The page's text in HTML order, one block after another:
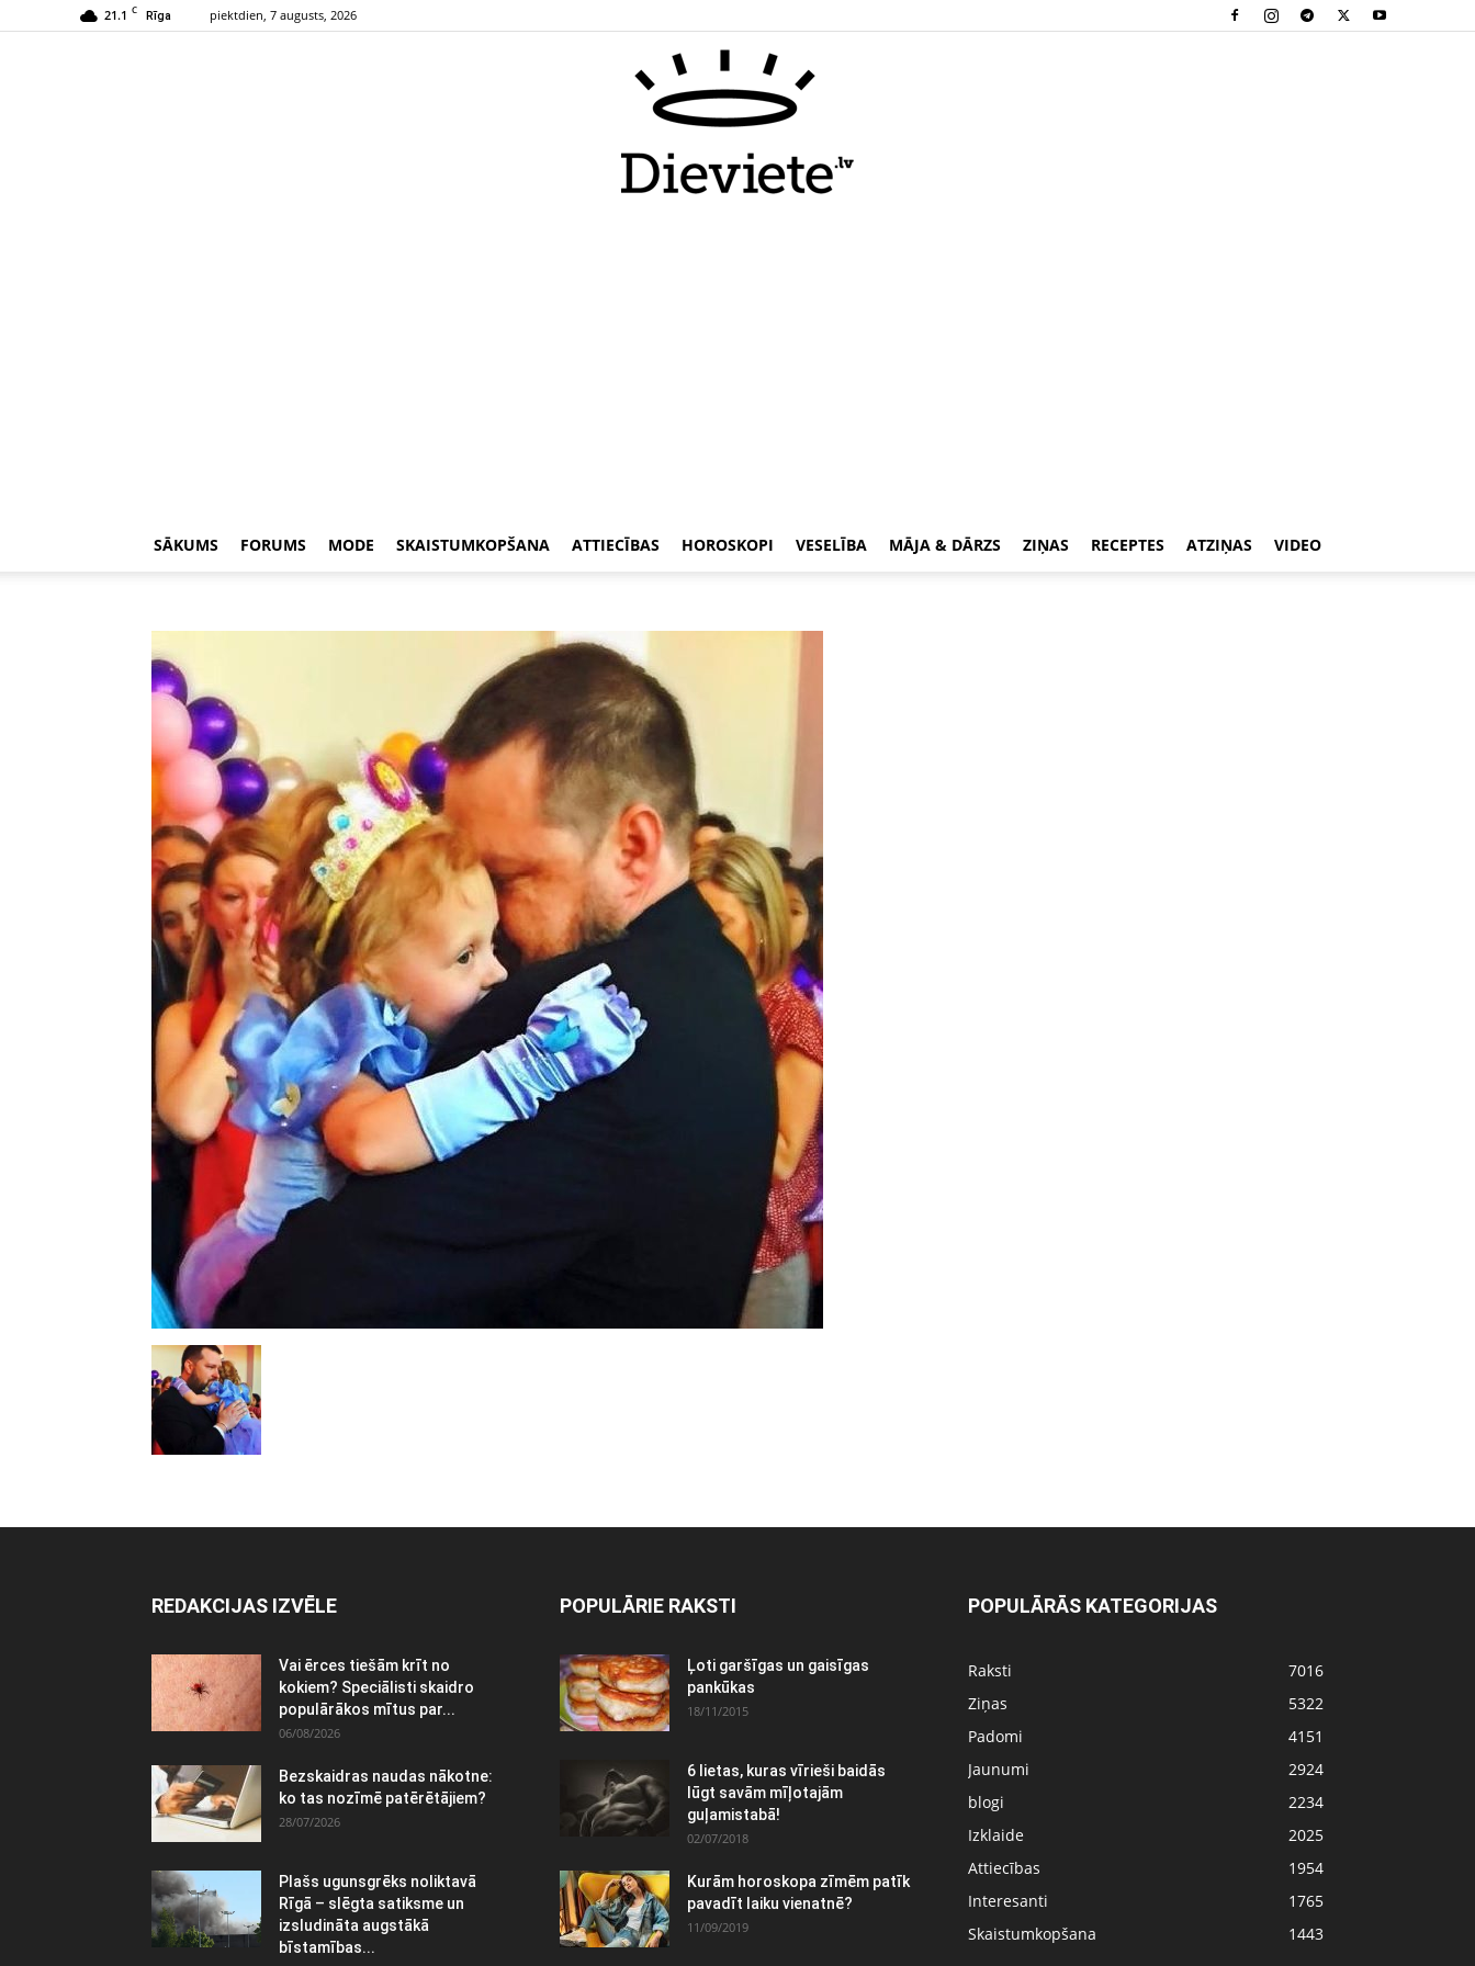
21.1 C Rīga piektdien, 7 augusts, 2026
SĀKUMS FORUMS MODE SKAISTUMKOPŠANA ATTIECĪBAS HOROSKOPI VESELĪBA MĀJA & DĀRZS ZIŅAS RECEPTES ATZIŅAS VIDEO
REDAKCIJAS IZVĒLE
Vai ērces tiešām krīt no
kokiem? Speciālisti skaidro
populārākos mītus par...
06/08/2026
Bezskaidras naudas nākotne:
ko tas nozīmē patērētājiem?
28/07/2026
Plašs ugunsgrēks noliktavā
Rīgā – slēgta satiksme un
izsludināta augstākā
bīstamības...
POPULĀRIE RAKSTI
Ļoti garšīgas un gaisīgas
pankūkas
18/11/2015
6 lietas, kuras vīrieši baidās
lūgt savām mīļotajām
guļamistabā!
02/07/2018
Kurām horoskopa zīmēm patīk
pavadīt laiku vienatnē?
11/09/2019
POPULĀRĀS KATEGORIJAS
Raksti
7016
Ziņas
5322
Padomi
4151
Jaunumi
2924
blogi
2234
Izklaide
2025
Attiecības
1954
Interesanti
1765
Skaistumkopšana
1443